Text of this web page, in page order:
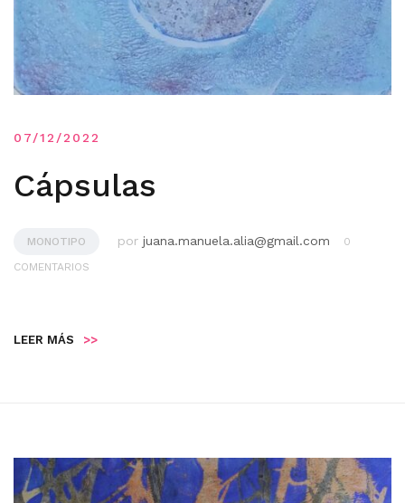
07/12/2022
Cápsulas
MONOTIPO por juana.manuela.alia@gmail.com
0
COMENTARIOS
LEER MÁS >>